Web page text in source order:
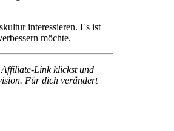
interessieren. Es ist
möchte.
Affiliate-Link klickst und
Für dich verändert